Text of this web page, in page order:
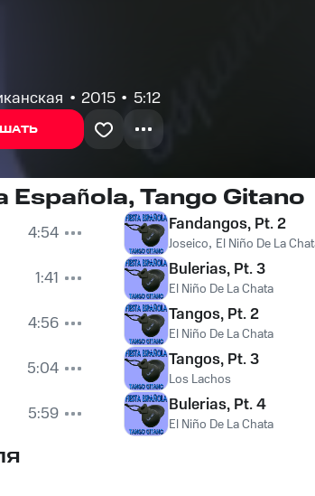
2015 5:12
Española, Tango Gitano
4:54
1:41
4:56
5:04
5:59
Fandangos, Pt. 2
Joseico, El Niño De La
Bulerias, Pt. 3
El Niño De La Chata
Tangos, Pt. 2
El Niño De La Chata
Tangos, Pt. 3
Los Lachos
Bulerias, Pt. 4
El Niño De La Chata